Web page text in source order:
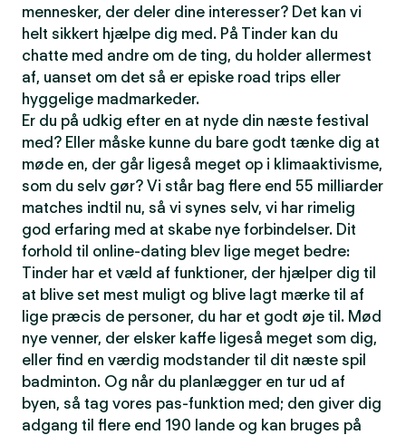
mennesker, der deler dine interesser? Det kan vi
helt sikkert hjælpe dig med. På Tinder kan du
chatte med andre om de ting, du holder allermest
af, uanset om det så er episke road trips eller
hyggelige madmarkeder.
Er du på udkig efter en at nyde din næste festival
med? Eller måske kunne du bare godt tænke dig at
møde en, der går ligeså meget op i klimaaktivisme,
som du selv gør? Vi står bag flere end 55 milliarder
matches indtil nu, så vi synes selv, vi har rimelig
god erfaring med at skabe nye forbindelser. Dit
forhold til online-dating blev lige meget bedre:
Tinder har et væld af funktioner, der hjælper dig til
at blive set mest muligt og blive lagt mærke til af
lige præcis de personer, du har et godt øje til. Mød
nye venner, der elsker kaffe ligeså meget som dig,
eller find en værdig modstander til dit næste spil
badminton. Og når du planlægger en tur ud af
byen, så tag vores pas-funktion med; den giver dig
adgang til flere end 190 lande og kan bruges på